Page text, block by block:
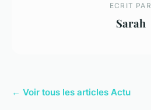
ECRIT PAR
Sarah
← Voir tous les articles Actu